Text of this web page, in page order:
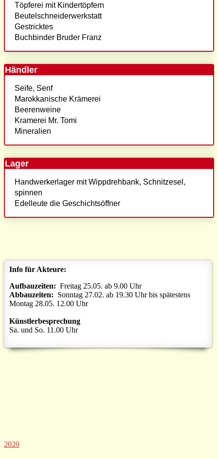
Töpferei mit Kindertöpfern
Beutelschneiderwerkstatt
Gestricktes
Buchbinder Bruder Franz
Händler
Seife, Senf
Marokkanische Krämerei
Beerenweine
Kramerei Mr. Tomi
Mineralien
Lager
Handwerkerlager mit Wippdrehbank, Schnitzesel,
spinnen
Edelleute die Geschichtsöffner
Info für Akteure:
Aufbauzeiten: Freitag 25.05. ab 9.00 Uhr
Abbauzeiten: Sonntag 27.02. ab 19.30 Uhr bis spätestens
Montag 28.05. 12.00 Uhr
Künstlerbesprechung
Sa. und So. 11.00 Uhr
2020